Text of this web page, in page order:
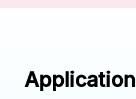
Application